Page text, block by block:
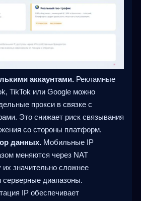
аккаунтами. Рекламные
TikTok или Google можно
прокси в связке с
Это снижает риск связывания
со стороны платформ.
данных. Мобильные IP
меняются через NAT
их значительно сложнее
серверные диапазоны.
IP обеспечивает